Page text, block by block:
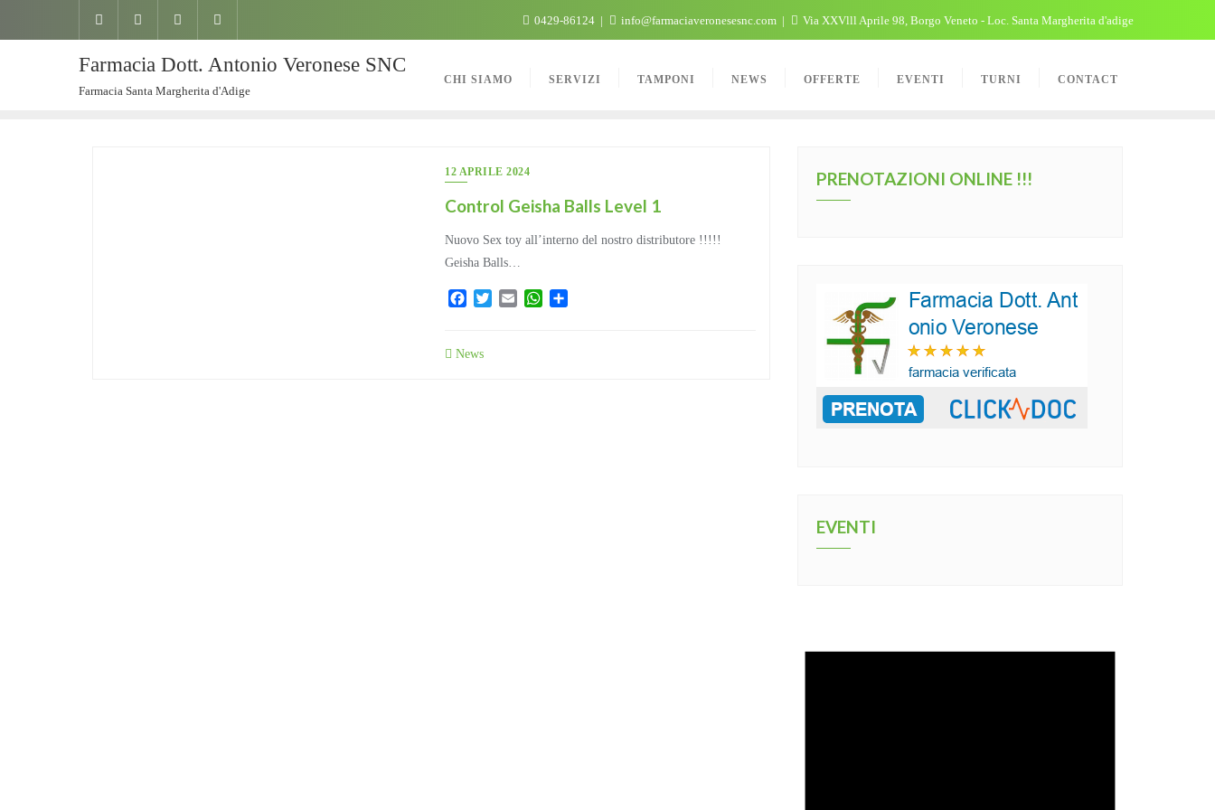
0429-86124 info@farmaciaveronesesnc.com Via XXVlll Aprile 98, Borgo Veneto - Loc. Santa Margherita d'adige
Farmacia Dott. Antonio Veronese SNC
Farmacia Santa Margherita d'Adige
CHI SIAMO SERVIZI TAMPONI NEWS OFFERTE EVENTI TURNI CONTACT
12 APRILE 2024
Control Geisha Balls Level 1
Nuovo Sex toy all’interno del nostro distributore !!!!!
Geisha Balls…
FacebookTwitterEmail WhatsApp
News
PRENOTAZIONI ONLINE !!!
EVENTI